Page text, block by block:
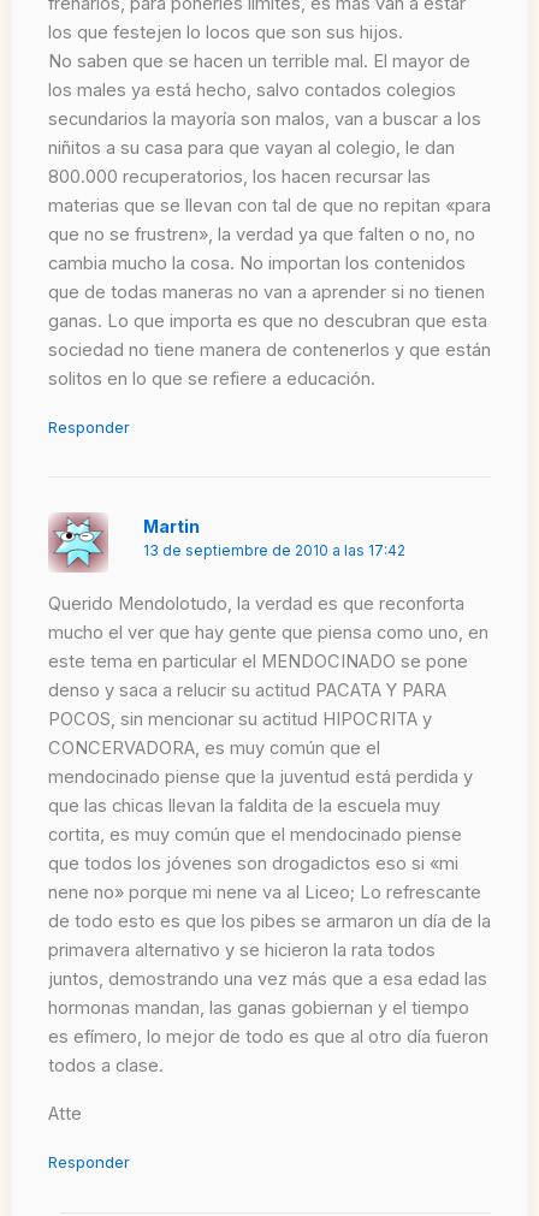
los que festejen lo locos que son sus hijos.
No saben que se hacen un terrible mal. El mayor de
los males ya está hecho, salvo contados colegios
secundarios la mayoría son malos, van a buscar a los
niñitos a su casa para que vayan al colegio, le dan
800.000 recuperatorios, los hacen recursar las
materias que se llevan con tal de que no repitan «para
que no se frustren», la verdad ya que falten o no, no
cambia mucho la cosa. No importan los contenidos
que de todas maneras no van a aprender si no tienen
ganas. Lo que importa es que no descubran que esta
sociedad no tiene manera de contenerlos y que están
solitos en lo que se refiere a educación.
Responder
Martin
13 de septiembre de 2010 a las 17:42
Querido Mendolotudo, la verdad es que reconforta
mucho el ver que hay gente que piensa como uno, en
este tema en particular el MENDOCINADO se pone
denso y saca a relucir su actitud PACATA Y PARA
POCOS, sin mencionar su actitud HIPOCRITA y
CONCERVADORA, es muy común que el
mendocinado piense que la juventud está perdida y
que las chicas llevan la faldita de la escuela muy
cortita, es muy común que el mendocinado piense
que todos los jóvenes son drogadictos eso si «mi
nene no» porque mi nene va al Liceo; Lo refrescante
de todo esto es que los pibes se armaron un día de la
primavera alternativo y se hicieron la rata todos
juntos, demostrando una vez más que a esa edad las
hormonas mandan, las ganas gobiernan y el tiempo
es efímero, lo mejor de todo es que al otro día fueron
todos a clase.
Atte
Responder